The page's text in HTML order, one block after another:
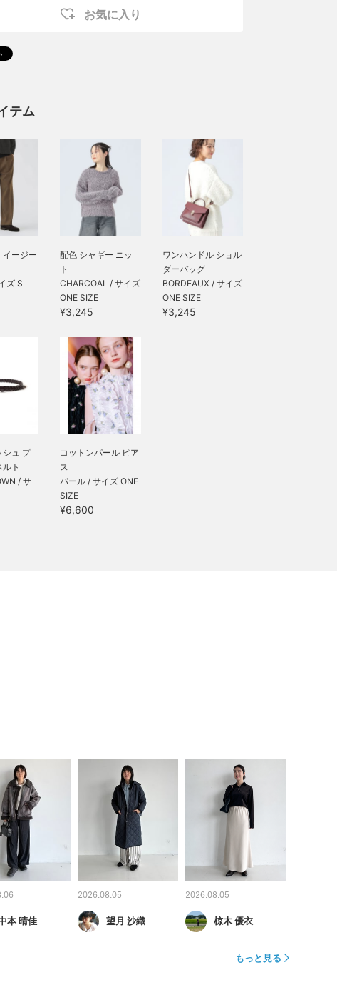
お気に入り
テム
イージー
ズ S
配色 シャギー ニッ
ト
CHARCOAL / サイズ
ONE SIZE
¥3,245
ワンハンドル ショル
ダーバッグ
BORDEAUX / サイズ
ONE SIZE
¥3,245
シュ プ
ト
/ サ
コットンパール ピア
ス
パール / サイズ ONE
SIZE
¥6,600
本 晴佳
2026.08.05
望月 沙織
2026.08.05
椋木 優衣
もっと見る